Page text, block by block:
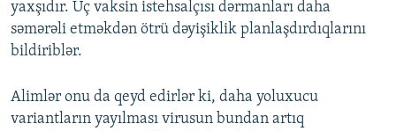
yaxşıdır. Üç vaksin istehsalçısı dərmanları daha
səmərəli etməkdən ötrü dəyişiklik planlaşdırdıqlarını
bildiriblər.
Alimlər onu da qeyd edirlər ki, daha yoluxucu
variantların yayılması virusun bundan artıq